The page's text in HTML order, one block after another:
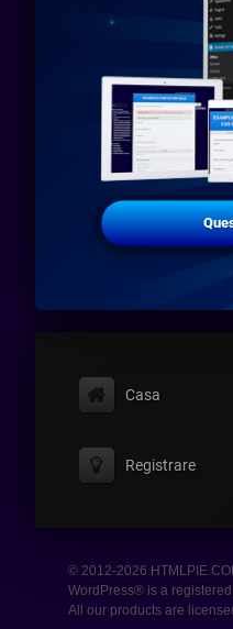
Casa
Registrare
© 2012-2026
WordPress® is a registered
All our products are